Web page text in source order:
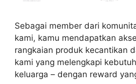
Sebagai member dari
kami, kamu mendapatkan
rangkaian produk kecantikan
kami yang melengkapi
keluarga – dengan reward